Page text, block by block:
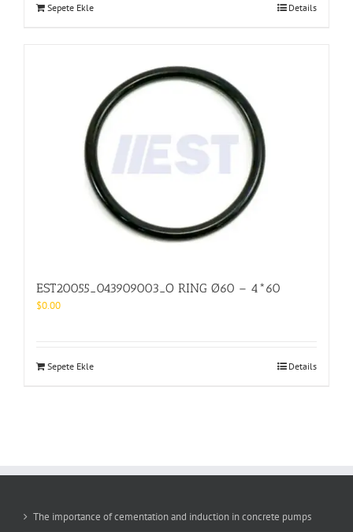
Sepete Ekle Details
EST20055_043909003_O RING Ø60 – 4*60
$0.00
Sepete Ekle Details
The importance of cementation and induction in concrete pumps